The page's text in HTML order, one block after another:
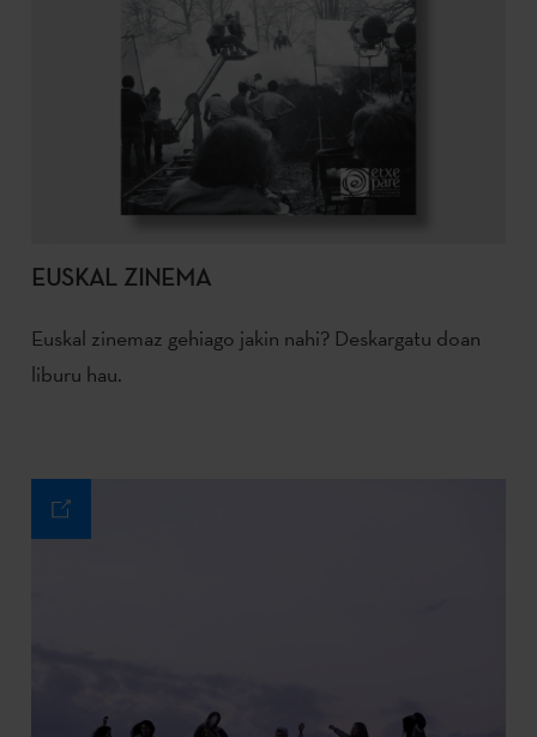
EUSKAL ZINEMA
Euskal zinemaz gehiago jakin nahi? Deskargatu doan
liburu hau.